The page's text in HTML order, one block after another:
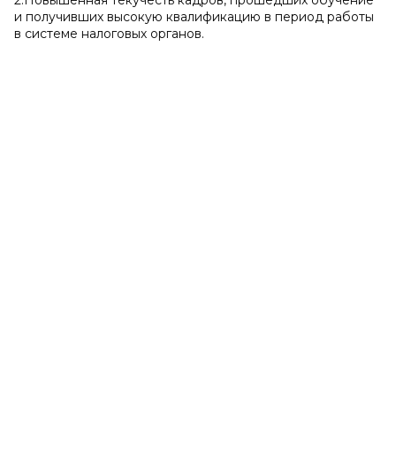
и получивших высокую квалификацию в период работы
в системе налоговых органов.